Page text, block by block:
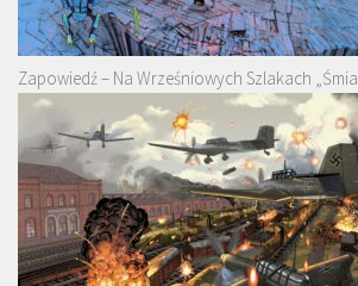
Zapowiedź – Na Wrześniowych Szlakach